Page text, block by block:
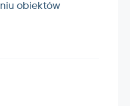
obiektów